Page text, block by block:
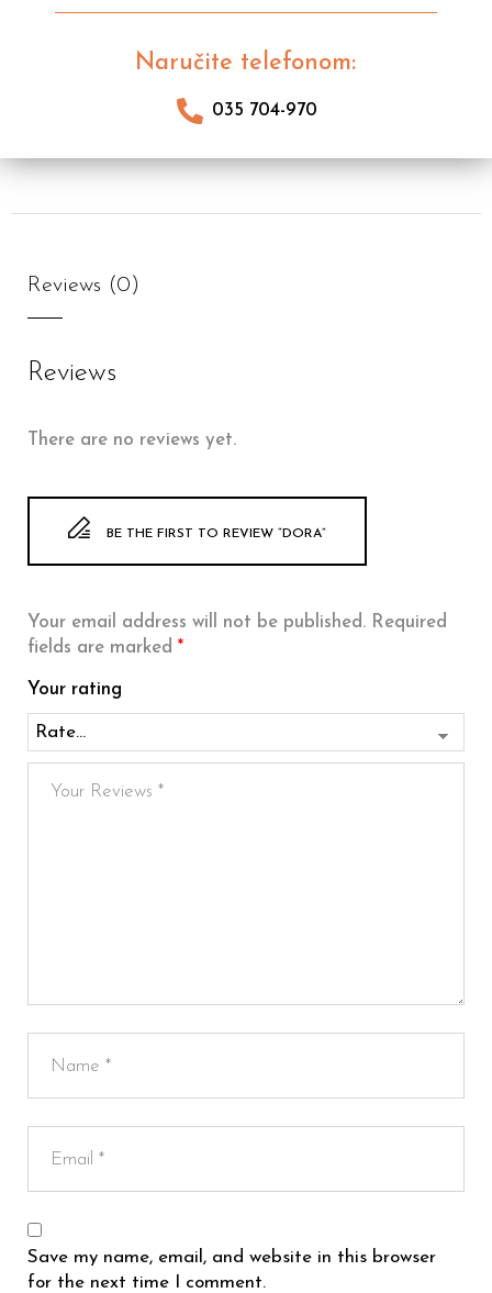
Naručite telefonom:
035 704-970
Reviews (0)
Reviews
There are no reviews yet.
BE THE FIRST TO REVIEW “DORA”
Your email address will not be published. Required
fields are marked *
Your rating
Save my name, email, and website in this browser
for the next time I comment.